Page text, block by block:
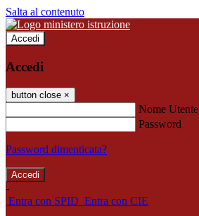
Salta al contenuto
Accedi
Accedi
button close ×
Nome Utente
Password
Password dimenticata?
-
Entra con SPID Entra con CIE